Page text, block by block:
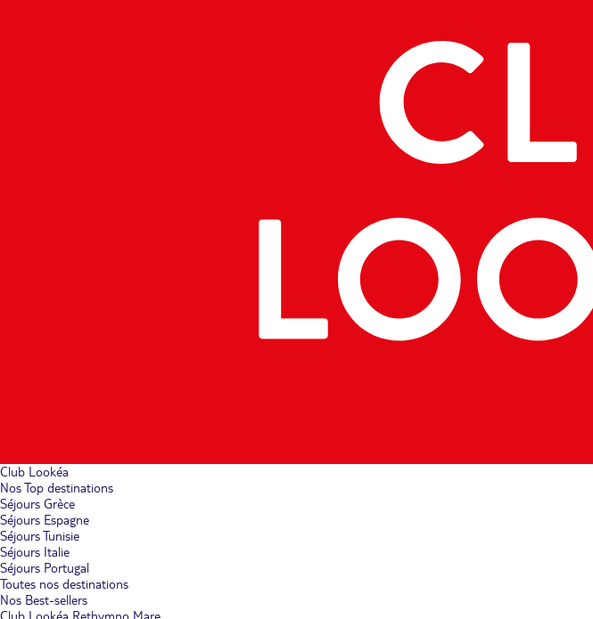
Club Lookéa
Nos Top destinations
Séjours Grèce
Séjours Espagne
Séjours Tunisie
Séjours Italie
Séjours Portugal
Toutes nos destinations
Nos Best-sellers